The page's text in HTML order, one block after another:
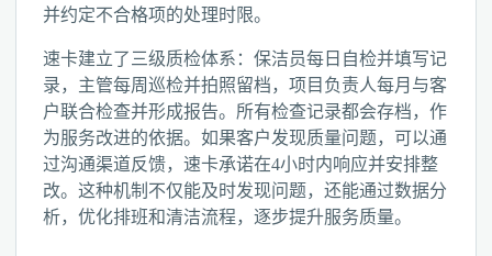
并约定不合格项的处理时限。
速卡建立了三级质检体系：保洁员每日自检并填写记
录，主管每周巡检并拍照留档，项目负责人每月与客
户联合检查并形成报告。所有检查记录都会存档，作
为服务改进的依据。如果客户发现质量问题，可以通
过沟通渠道反馈，速卡承诺在4小时内响应并安排整
改。这种机制不仅能及时发现问题，还能通过数据分
析，优化排班和清洁流程，逐步提升服务质量。